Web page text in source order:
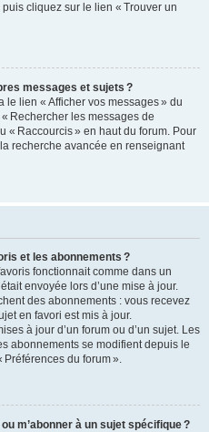
cliquez sur le lien « Trouver un
messages et sujets ?
le lien « Afficher vos messages » du
Rechercher les messages de
« Raccourcis » en haut du forum. Pour
recherche avancée en renseignant
et les abonnements ?
fonctionnait comme dans un
envoyée lors d’une mise à jour.
des abonnements : vous recevez
en favori est mis à jour.
à jour d’un forum ou d’un sujet. Les
abonnements se modifient depuis le
du forum ».
m’abonner à un sujet spécifique ?